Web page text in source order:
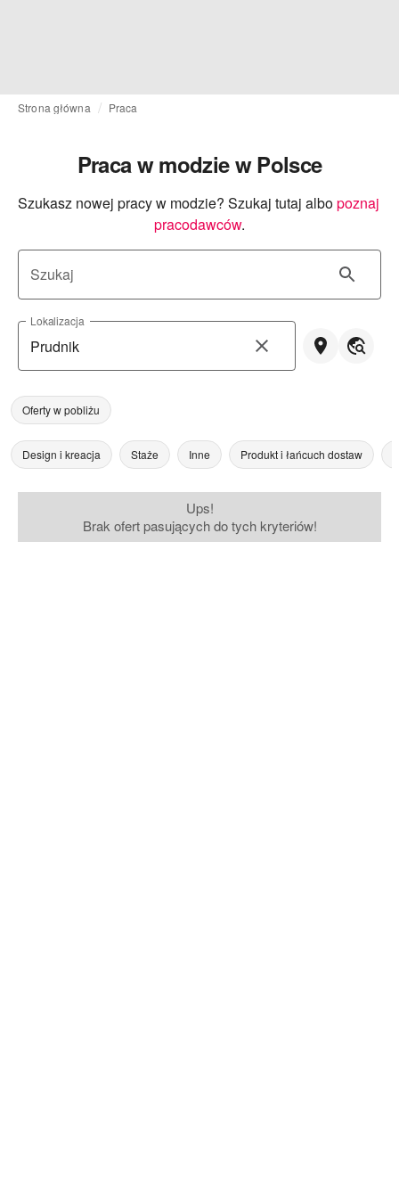
Strona główna Praca
Praca w modzie w Polsce
Szukasz nowej pracy w modzie? Szukaj tutaj albopoznaj
pracodawców.
Szukaj
Lokalizacja
Oferty w pobliżu
Design i kreacja Staże Inne Produkt i łańcuch dostaw
Ups!
Brak ofert pasujących do tych kryteriów!